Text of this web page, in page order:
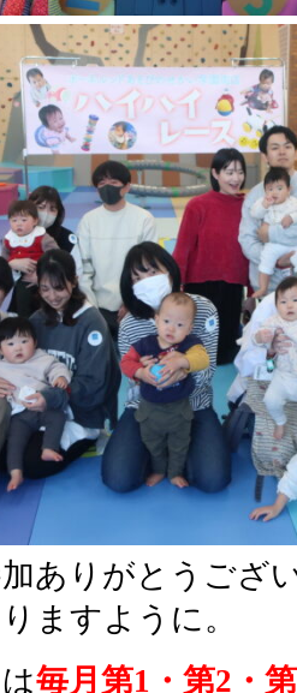
ありがとうござ
ますように。
毎月第1・第2・